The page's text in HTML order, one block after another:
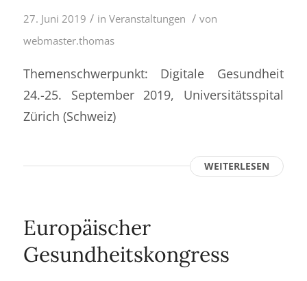
27. Juni 2019 / in Veranstaltungen / von
webmaster.thomas
Themenschwerpunkt: Digitale Gesundheit
24.-25. September 2019, Universitätsspital
Zürich (Schweiz)
WEITERLESEN
Europäischer
Gesundheitskongress